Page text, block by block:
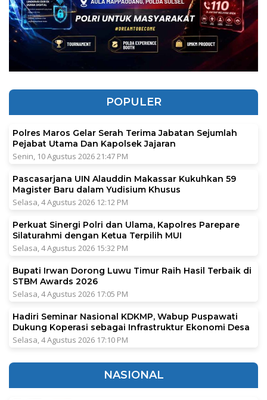
POPULER
Polres Maros Gelar Serah Terima Jabatan Sejumlah
Pejabat Utama Dan Kapolsek Jajaran
Senin, 10 Agustus 2026 21:47 PM
Pascasarjana UIN Alauddin Makassar Kukuhkan 59
Magister Baru dalam Yudisium Khusus
Selasa, 4 Agustus 2026 12:12 PM
Perkuat Sinergi Polri dan Ulama, Kapolres Parepare
Silaturahmi dengan Ketua Terpilih MUI
Selasa, 4 Agustus 2026 15:32 PM
Bupati Irwan Dorong Luwu Timur Raih Hasil Terbaik di
STBM Awards 2026
Selasa, 4 Agustus 2026 17:05 PM
Hadiri Seminar Nasional KDKMP, Wabup Puspawati
Dukung Koperasi sebagai Infrastruktur Ekonomi Desa
Selasa, 4 Agustus 2026 17:10 PM
NASIONAL